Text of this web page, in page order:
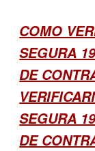
COMO
SEGURA
DE
SEGURA
DE